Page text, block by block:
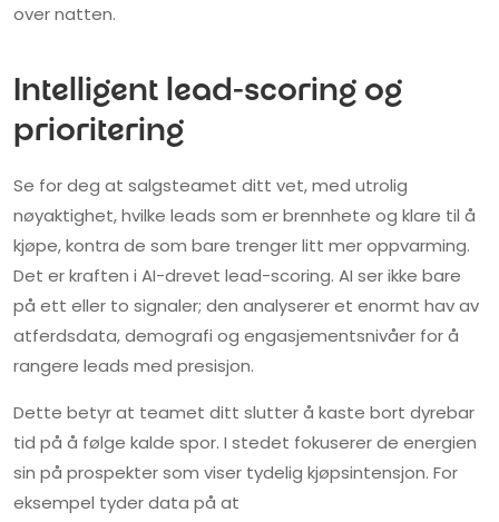
over natten.
Intelligent lead-scoring og
prioritering
Se for deg at salgsteamet ditt vet, med utrolig
nøyaktighet, hvilke leads som er brennhete og klare til å
kjøpe, kontra de som bare trenger litt mer oppvarming.
Det er kraften i AI-drevet lead-scoring. AI ser ikke bare
på ett eller to signaler; den analyserer et enormt hav av
atferdsdata, demografi og engasjementsnivåer for å
rangere leads med presisjon.
Dette betyr at teamet ditt slutter å kaste bort dyrebar
tid på å følge kalde spor. I stedet fokuserer de energien
sin på prospekter som viser tydelig kjøpsintensjon. For
eksempel tyder data på at